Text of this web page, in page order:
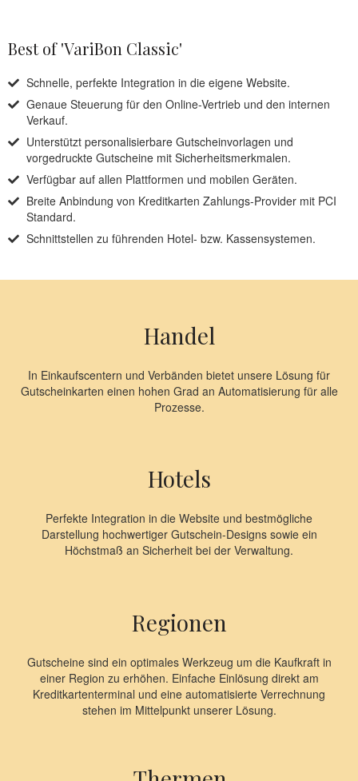
Best of 'VariBon Classic'
Schnelle, perfekte Integration in die eigene Website.
Genaue Steuerung für den Online-Vertrieb und den internen
Verkauf.
Unterstützt personalisierbare Gutscheinvorlagen und
vorgedruckte Gutscheine mit Sicherheitsmerkmalen.
Verfügbar auf allen Plattformen und mobilen Geräten.
Breite Anbindung von Kreditkarten Zahlungs-Provider mit PCI
Standard.
Schnittstellen zu führenden Hotel- bzw. Kassensystemen.
Handel
In Einkaufscentern und Verbänden bietet unsere Lösung für
Gutscheinkarten einen hohen Grad an Automatisierung für alle
Prozesse.
Hotels
Perfekte Integration in die Website und bestmögliche
Darstellung hochwertiger Gutschein-Designs sowie ein
Höchstmaß an Sicherheit bei der Verwaltung.
Regionen
Gutscheine sind ein optimales Werkzeug um die Kaufkraft in
einer Region zu erhöhen. Einfache Einlösung direkt am
Kreditkartenterminal und eine automatisierte Verrechnung
stehen im Mittelpunkt unserer Lösung.